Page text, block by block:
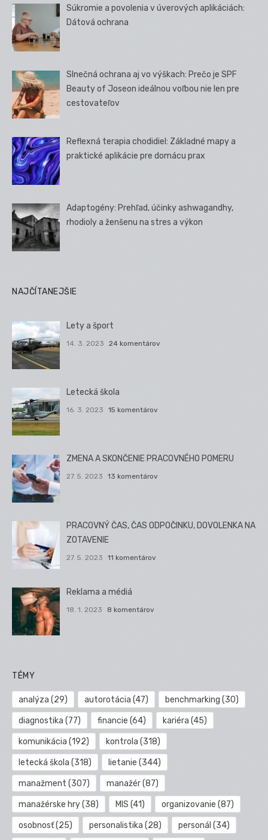
Súkromie a povolenia v úverových aplikáciách:
Dátová ochrana
Slnečná ochrana aj vo výškach: Prečo je SPF
Beauty of Joseon ideálnou voľbou nie len pre
cestovateľov
Reflexná terapia chodidiel: Základné mapy a
praktické aplikácie pre domácu prax
Adaptogény: Prehľad, účinky ashwagandhy,
rhodioly a ženšenu na stres a výkon
NAJČÍTANEJŠIE
Lety a šport
14. 3. 2023 24 komentárov
Letecká škola
16. 3. 2023 15 komentárov
ZMENA A SKONČENIE PRACOVNÉHO POMERU
27. 5. 2023 13 komentárov
PRACOVNÝ ČAS, ČAS ODPOČINKU, DOVOLENKA NA
ZOTAVENIE
27. 5. 2023 11 komentárov
Reklama a médiá
18. 1. 2023 8 komentárov
TÉMY
analýza (29) autorotácia (47) benchmarking (30)
diagnostika (77) financie (64) kariéra (45)
komunikácia (192) kontrola (318)
letecká škola (318) lietanie (344)
manažment (307) manažér(87)
manažérske hry(38) MIS (41) organizovanie (87)
osobnosť(25) personalistika (28) personál (34)